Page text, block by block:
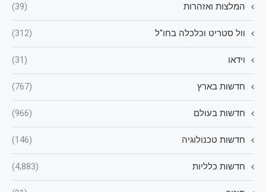
המלצות ואזהרות (39)
וול סטריט וכלכלה בחו"ל (312)
וידאו (31)
חדשות בארץ (767)
חדשות בעולם (966)
חדשות טכנולוגיה (146)
חדשות כלליות (4,883)